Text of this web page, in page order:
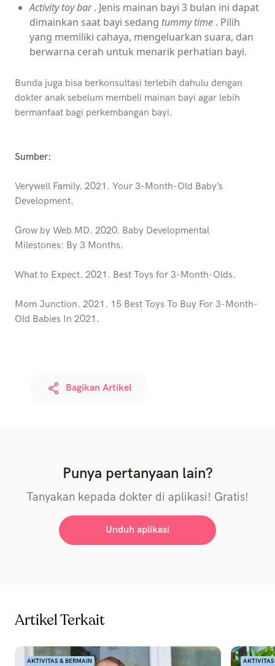
Activity toy bar. Jenis mainan bayi 3 bulan ini dapat
dimainkan saat bayi sedang tummy time . Pilih
yang memiliki cahaya, mengeluarkan suara, dan
berwarna cerah untuk menarik perhatian bayi.
Bunda juga bisa berkonsultasi terlebih dahulu dengan
dokter anak sebelum membeli mainan bayi agar lebih
bermanfaat bagi perkembangan bayi.
Sumber:
Verywell Family. 2021. Your 3-Month-Old Baby’s
Development.
Grow by Web MD. 2020. Baby Developmental
Milestones: By 3 Months.
What to Expect. 2021. Best Toys for 3-Month-Olds.
Mom Junction. 2021. 15 Best Toys To Buy For 3-Month-
Old Babies In 2021.
Bagikan Artikel
Punya pertanyaan lain?
Tanyakan kepada dokter di aplikasi! Gratis!
Unduh aplikasi
Artikel Terkait
AKTIVITAS & BERMAIN